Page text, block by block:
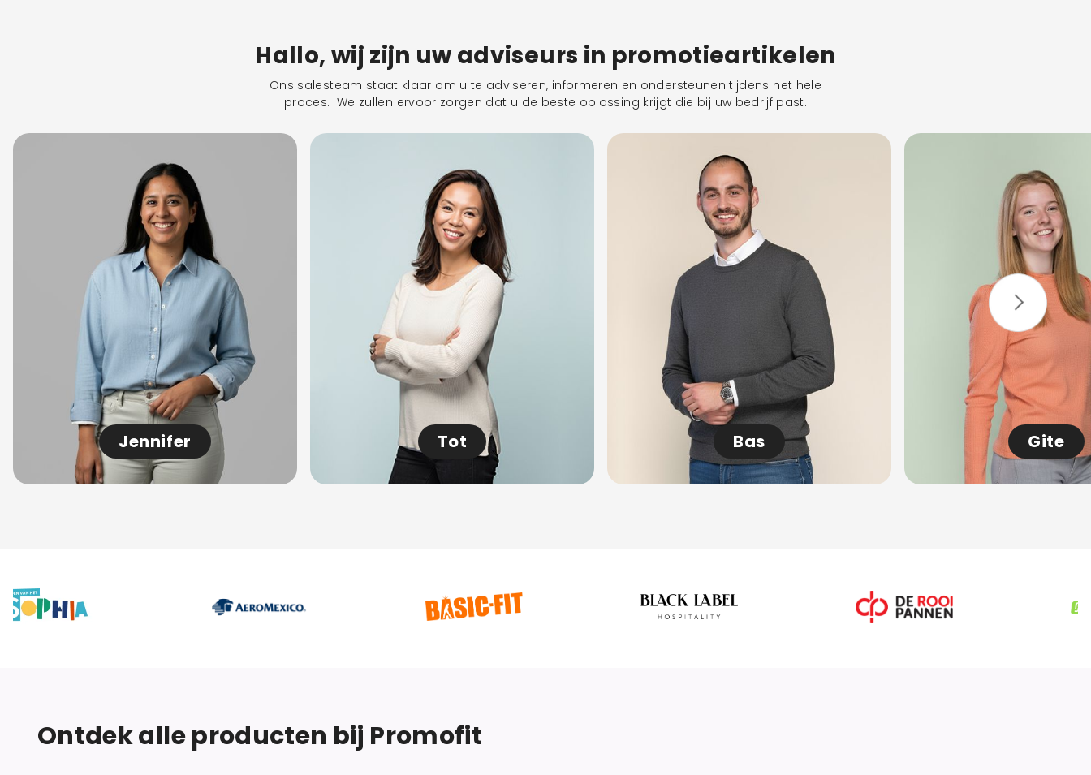
Hallo, wij zijn uw adviseurs in promotieartikelen
Ons salesteam staat klaar om u te adviseren, informeren en ondersteunen tijdens het hele
proces. We zullen ervoor zorgen dat u de beste oplossing krijgt die bij uw bedrijf past.
Jennifer Tot Bas Gite
Ontdek alle producten bij Promofit